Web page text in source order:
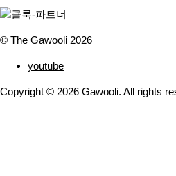
© The Gawooli 2026
youtube
Copyright © 2026 Gawooli. All rights